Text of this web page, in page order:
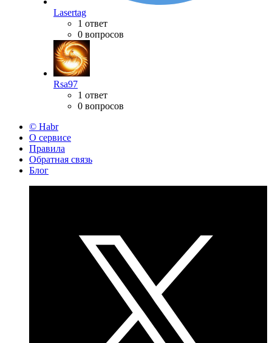
Lasertag
1 ответ
0 вопросов
Rsa97
1 ответ
0 вопросов
© Habr
О сервисе
Правила
Обратная связь
Блог